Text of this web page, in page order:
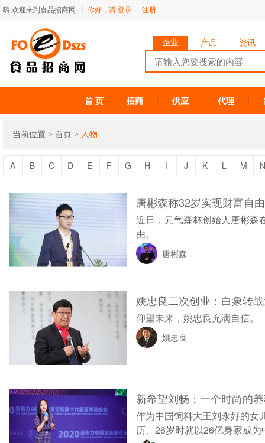
嗨,欢迎来到食品招商网 你好，请 登录 注册
企业 产品 资讯
首 页 招商 供应 代理
当前位置 > 首页 > 人物
A B C D E F G H I J K L M
唐彬森称32岁实现财富自
近日，元气森林创始人唐彬森
由。
唐彬森
姚忠良二次创业：白象转
仰望未来，姚忠良充满自信。
姚忠良
新希望刘畅：一个时尚的
作为中国饲料大王刘永好的
历、26岁时就以26亿身家成